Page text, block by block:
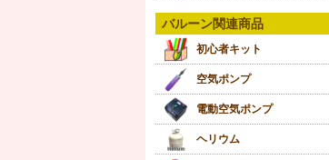
バルーン関連商品
初心者キット
空気ポンプ
電動空気ポンプ
ヘリウム